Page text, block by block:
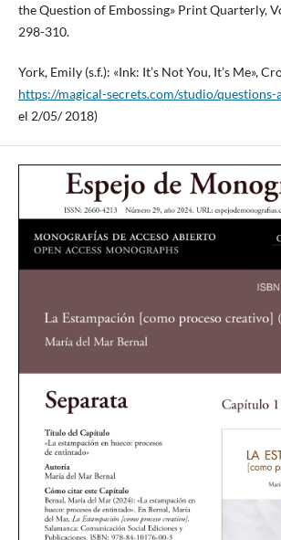
the Question of Embossing» Print Quarterly,
298-310.
York, Emily (s.f.): «Ink: It’s Not You, It’s Me»,
https://magical-secrets.com/studio/questions-
el 2/05/ 2018)